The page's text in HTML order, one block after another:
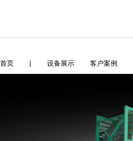
首页 | 设备展示 客户案例